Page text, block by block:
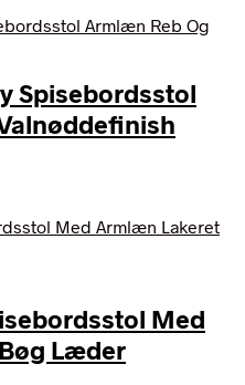
Spisebordsstol
Med
Læder